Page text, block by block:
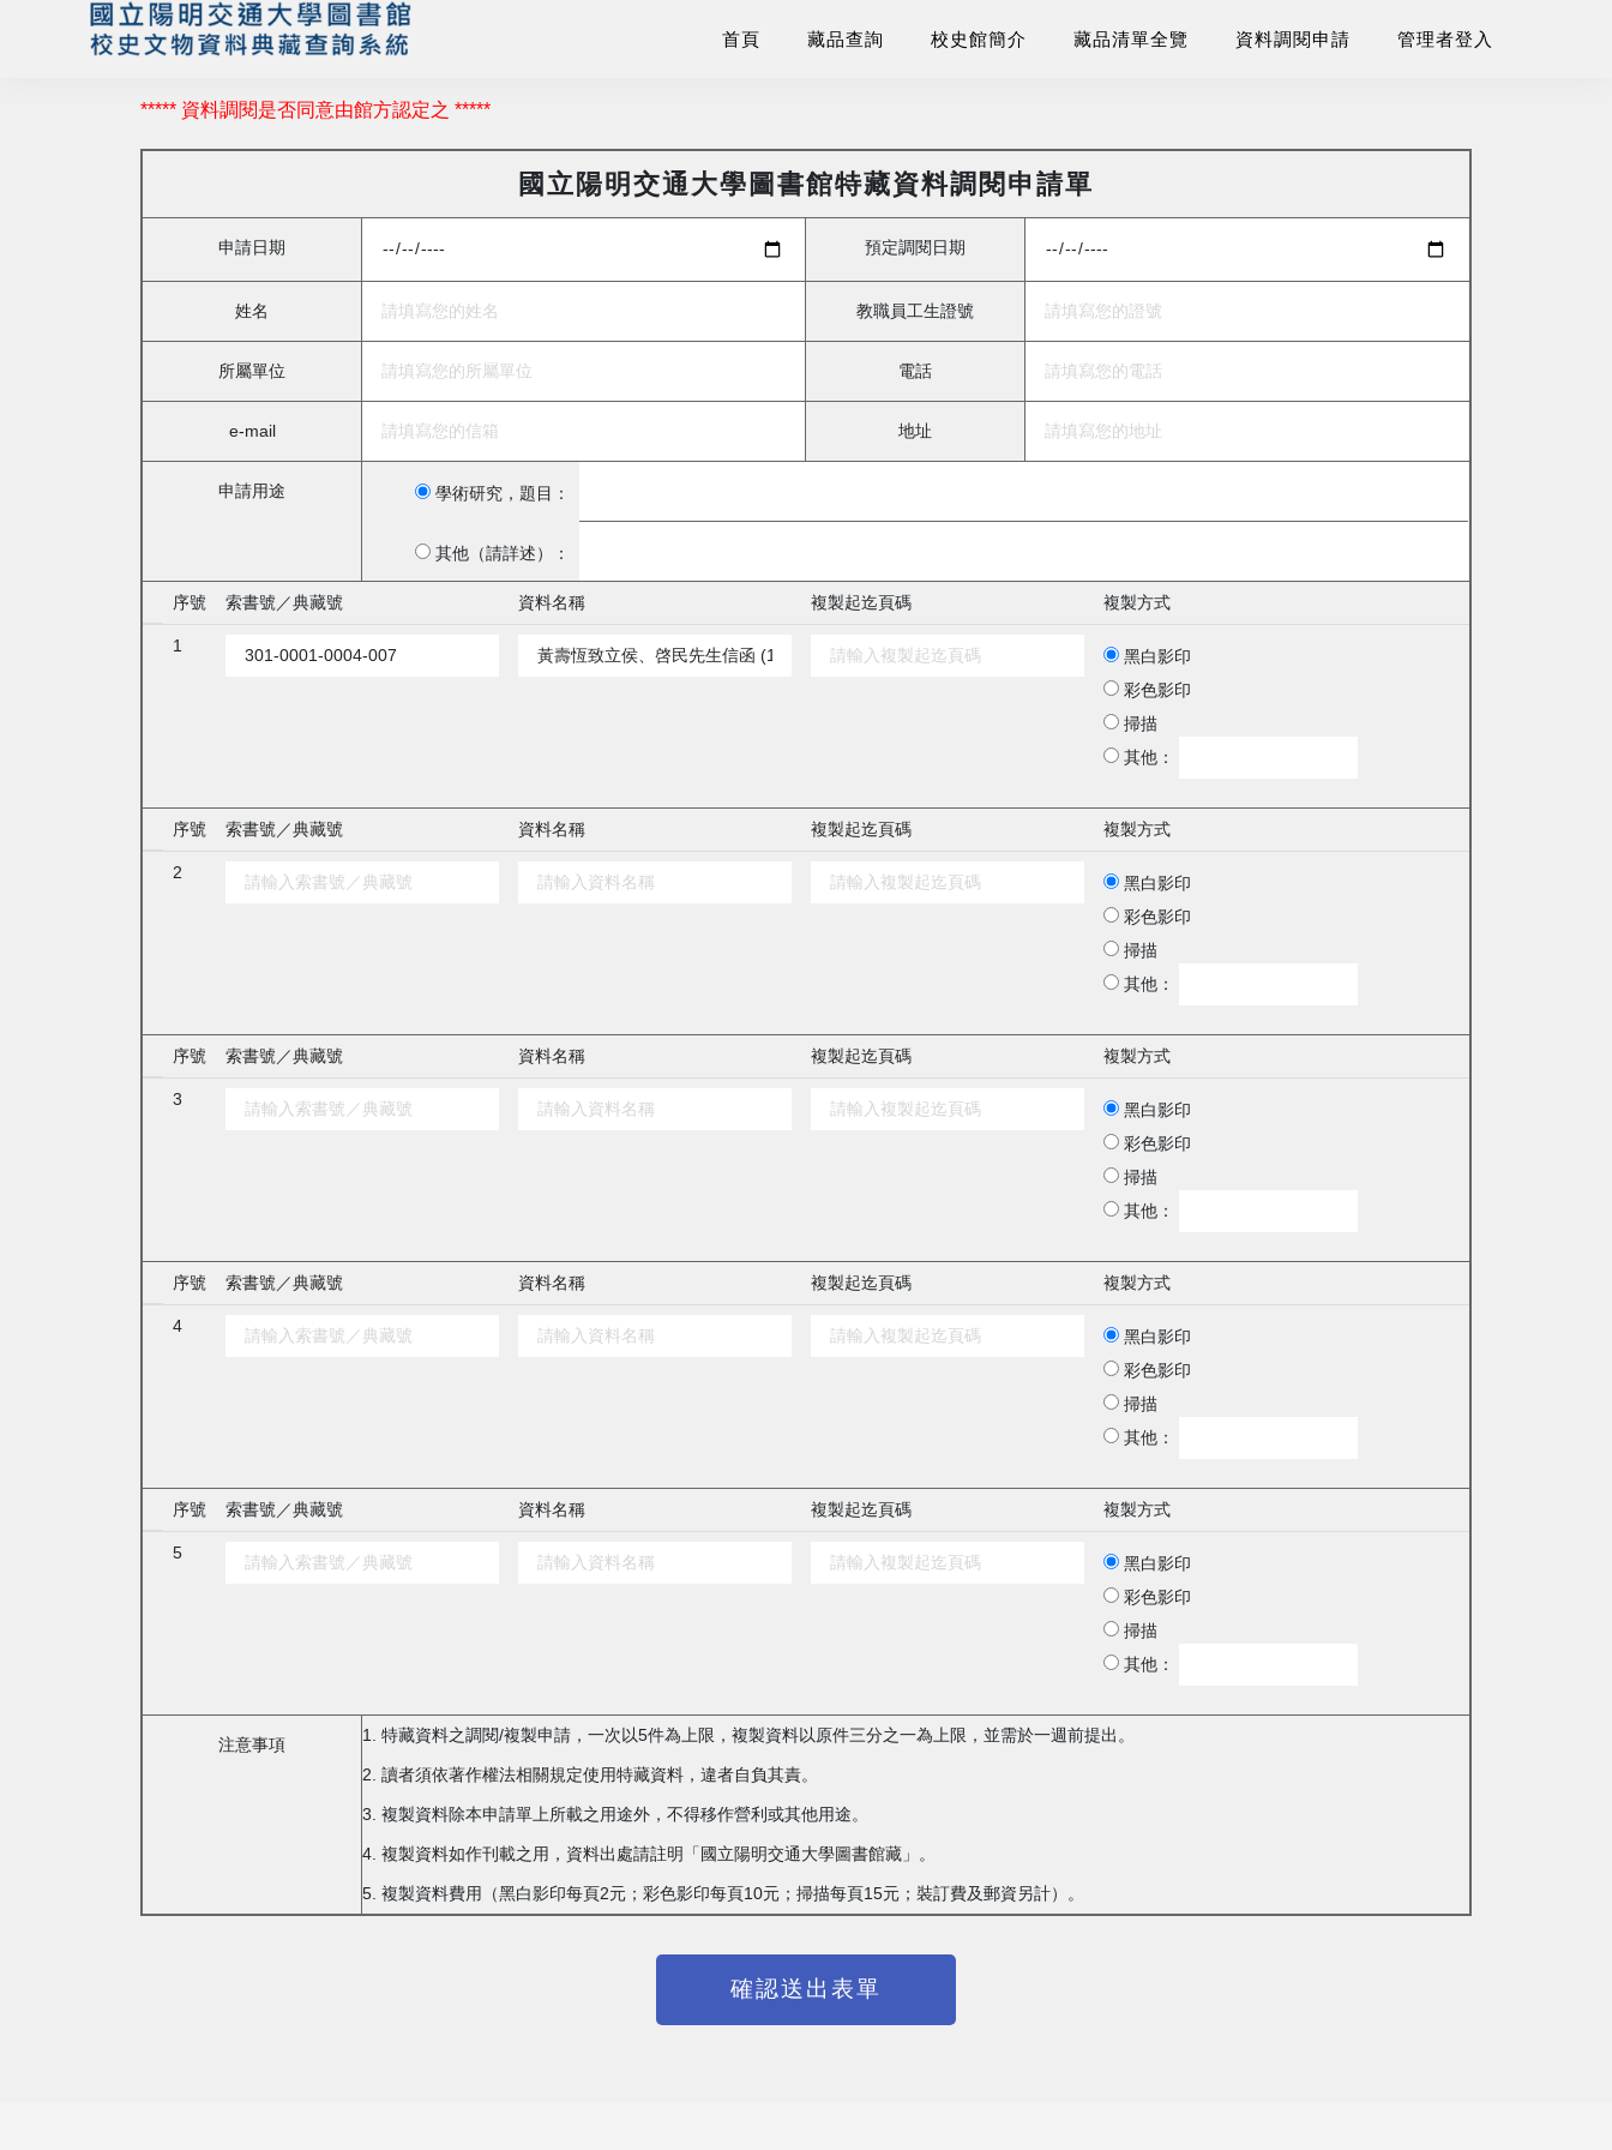
首頁 藏品查詢 校史館簡介 藏品清單全覽 資料調閱申請 管理者登入
***** 資料調閱是否同意由館方認定之 *****
國立陽明交通大學圖書館特藏資料調閱申請單
申請日期 預定調閱日期
姓名 教職員工生證號
所屬單位 電話
e-mail 地址
申請用途 學術研究，題目：
其他（請詳述）：
序號 索書號／典藏號 資料名稱 複製起迄頁碼 複製方式
1
黑白影印
彩色影印
掃描
其他：
序號 索書號／典藏號 資料名稱 複製起迄頁碼 複製方式
2
黑白影印
彩色影印
掃描
其他：
序號 索書號／典藏號 資料名稱 複製起迄頁碼 複製方式
3
黑白影印
彩色影印
掃描
其他：
序號 索書號／典藏號 資料名稱 複製起迄頁碼 複製方式
4
黑白影印
彩色影印
掃描
其他：
序號 索書號／典藏號 資料名稱 複製起迄頁碼 複製方式
5
黑白影印
彩色影印
掃描
其他：
注意事項
1. 特藏資料之調閱/複製申請，一次以5件為上限，複製資料以原件三分之一為上限，並需於一週前提出。
2. 讀者須依著作權法相關規定使用特藏資料，違者自負其責。
3. 複製資料除本申請單上所載之用途外，不得移作營利或其他用途。
4. 複製資料如作刊載之用，資料出處請註明「國立陽明交通大學圖書館藏」。
5. 複製資料費用（黑白影印每頁2元；彩色影印每頁10元；掃描每頁15元；裝訂費及郵資另計）。